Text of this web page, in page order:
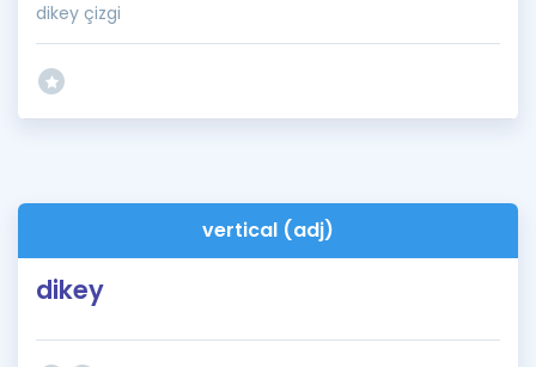
dikey çizgi
vertical (adj)
dikey